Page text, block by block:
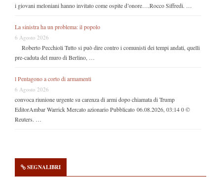
i giovani meloniani hanno invitato come ospite d’onore….Rocco Siffredi. …
La sinistra ha un problema: il popolo
6 Agosto 2026
Roberto Pecchioli Tutto si può dire contro i comunisti dei tempi andati, quelli
pre-caduta del muro di Berlino, …
l Pentagono a corto di armamenti
6 Agosto 2026
convoca riunione urgente su carenza di armi dopo chiamata di Trump
EditorAmbar Warrick Mercato azionario Pubblicato 06.08.2026, 03:14 0 ©
Reuters. …
SEGNALIBRI